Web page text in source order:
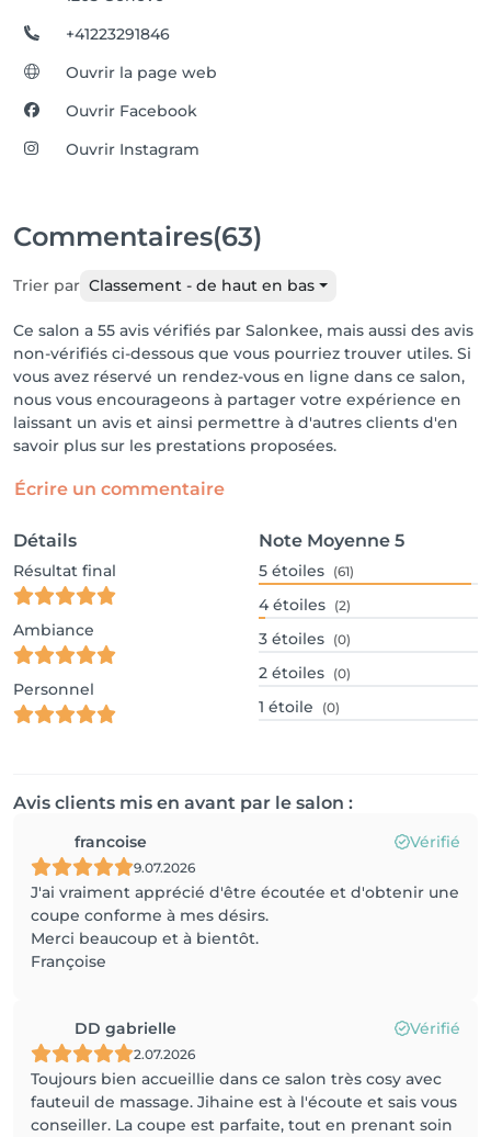
+41223291846
Ouvrir la page web
Ouvrir Facebook
Ouvrir Instagram
Commentaires(63)
Trier par Classement - de haut en bas
Ce salon a 55 avis vérifiés par Salonkee, mais aussi des avis
non-vérifiés ci-dessous que vous pourriez trouver utiles. Si
vous avez réservé un rendez-vous en ligne dans ce salon,
nous vous encourageons à partager votre expérience en
laissant un avis et ainsi permettre à d'autres clients d'en
savoir plus sur les prestations proposées.
Écrire un commentaire
Détails
Résultat final
Ambiance
Personnel
Note Moyenne 5
5 étoiles (61)
4 étoiles (2)
3 étoiles (0)
2 étoiles (0)
1 étoile (0)
Avis clients mis en avant par le salon :
francoise Vérifié
9.07.2026
J'ai vraiment apprécié d'être écoutée et d'obtenir une
coupe conforme à mes désirs.
Merci beaucoup et à bientôt.
Françoise
DD gabrielle Vérifié
2.07.2026
Toujours bien accueillie dans ce salon très cosy avec
fauteuil de massage. Jihaine est à l'écoute et sais vous
conseiller. La coupe est parfaite, tout en prenant soin